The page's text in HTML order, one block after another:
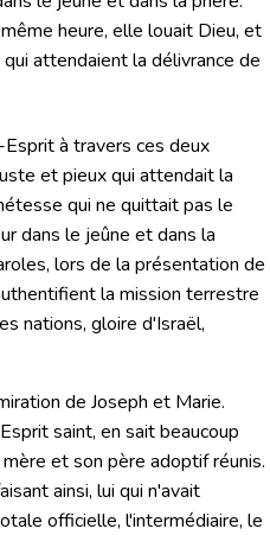
heure, elle louait Dieu, et
attendaient la délivrance de
à travers ces deux
et pieux qui attendait la
qui ne quittait pas le
dans le jeûne et dans la
lors de la présentation de
la mission terrestre
nations, gloire d'Israël,
de Joseph et Marie.
saint, en sait beaucoup
et son père adoptif réunis.
ainsi, lui qui n'avait
officielle, l'intermédiaire, le